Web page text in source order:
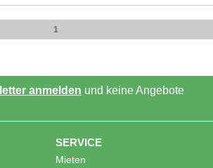
1
anmelden und keine Angebote
SERVICE
Mieten